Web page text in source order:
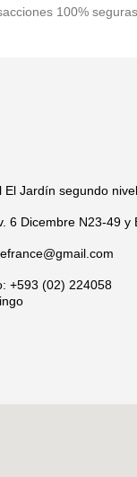
100%
El Jardín segundo
6 Dicembre N23-49 y
+593 (02) 224058